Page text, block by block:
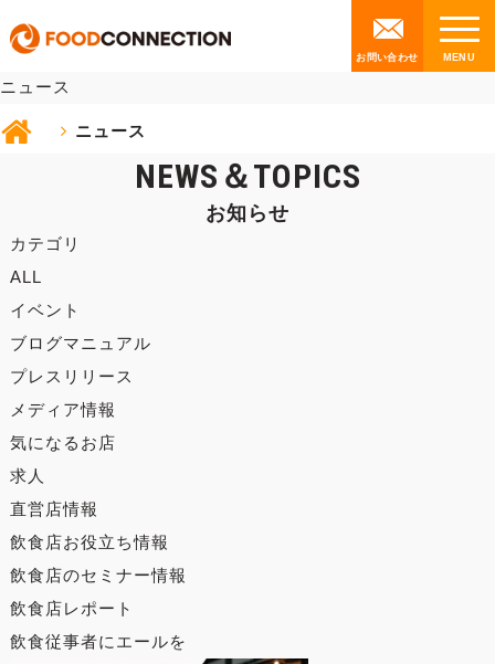
お問い合わせ
NEWS
ニュース
ニュース
NEWS＆TOPICS
お知らせ
カテゴリ
ALL
イベント
ブログマニュアル
プレスリリース
メディア情報
気になるお店
求人
直営店情報
飲食店お役立ち情報
飲食店のセミナー情報
飲食店レポート
飲食従事者にエールを